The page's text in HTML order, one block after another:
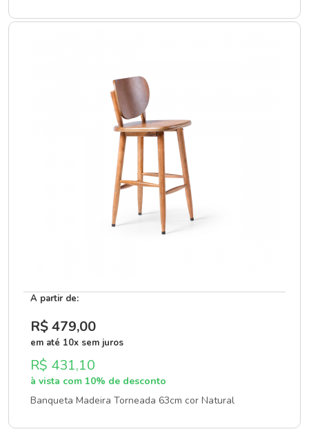
A partir de:
R$ 479,00
em até 10x sem juros
R$ 431,10
à vista com 10% de desconto
Banqueta Madeira Torneada 63cm cor Natural